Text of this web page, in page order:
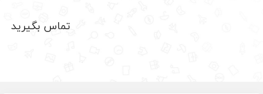
تماس بگیرید